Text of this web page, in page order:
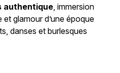
authentique , immersion
et glamour d’une époque
danses et burlesques